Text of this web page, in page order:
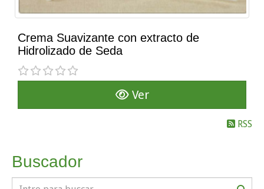
Crema Suavizante con extracto de
Hidrolizado de Seda
Ver
RSS
Buscador